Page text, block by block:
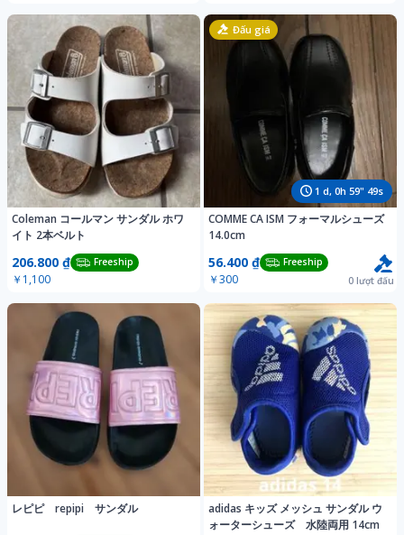
Coleman コールマン サンダル ホワ
イト 2本ベルト
206.800 ₫ Freeship
￥1,100
1 d, 0h 59" 46s
Đấu giá
COMME CA ISM フォーマルシューズ
14.0cm
56.400 ₫ Freeship
￥300 0 lượt đấu
レピピ repipi サンダル
adidas キッズ メッシュ サンダル ウ
ォーターシューズ 水陸両用 14cm